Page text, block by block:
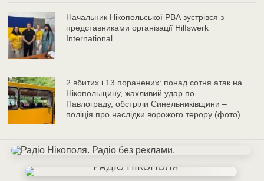
Начальник Нікопольської РВА зустрівся з
представниками організації Hilfswerk
International
2 вбитих і 13 поранених: понад сотня атак на
Нікопольщину, жахливий удар по
Павлограду, обстріли Синельниківщини –
поліція про наслідки ворожого терору (фото)